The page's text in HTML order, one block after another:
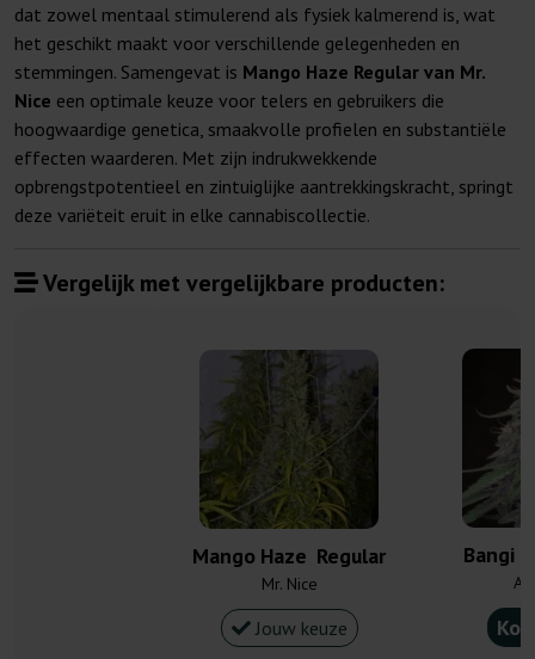
dat zowel mentaal stimulerend als fysiek kalmerend is, wat
het geschikt maakt voor verschillende gelegenheden en
stemmingen. Samengevat is Mango Haze Regular van Mr.
Nice een optimale keuze voor telers en gebruikers die
hoogwaardige genetica, smaakvolle profielen en substantiële
effecten waarderen. Met zijn indrukwekkende
opbrengstpotentieel en zintuiglijke aantrekkingskracht, springt
deze variëteit eruit in elke cannabiscollectie.
Vergelijk met vergelijkbare producten:
Mango Haze Regular
Mr. Nice
Jouw keuze
Bangi